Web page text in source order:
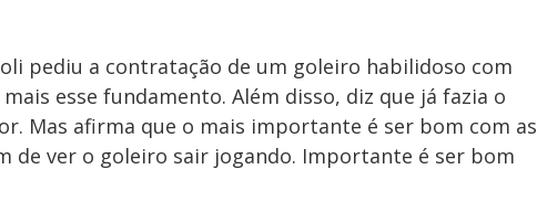
pediu a contratação de um goleiro habilidoso com
esse fundamento. Além disso, diz que já fazia o
Mas afirma que o mais importante é ser bom com as
de ver o goleiro sair jogando. Importante é ser bom